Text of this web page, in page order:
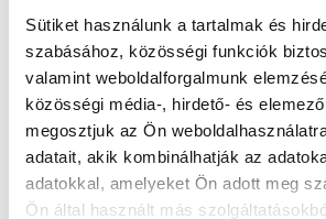
Sütiket használunk a tartalmak és
szabásához, közösségi funkciók
valamint weboldalforgalmunk
közösségi média-, hirdető- és
megosztjuk az Ön
adatait, akik kombinálhatják az
adatokkal, amelyeket Ön adott meg
Ön által használt más